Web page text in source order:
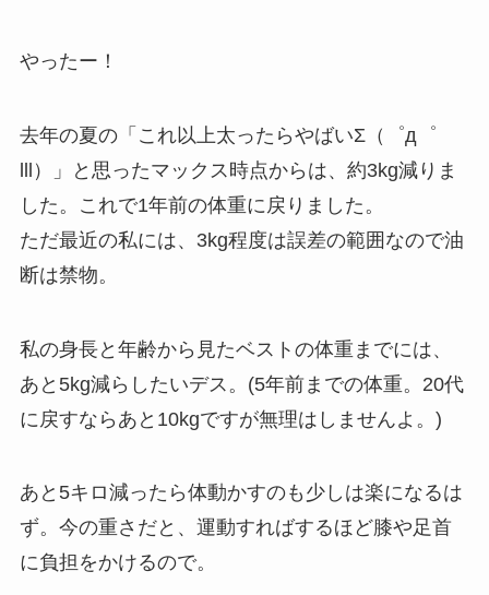
やったー！
去年の夏の「これ以上太ったらやばいΣ（゜д゜
lll）」と思ったマックス時点からは、約3kg減りま
した。これで1年前の体重に戻りました。
ただ最近の私には、3kg程度は誤差の範囲なので油
断は禁物。
私の身長と年齢から見たベストの体重までには、
あと5kg減らしたいデス。(5年前までの体重。20代
に戻すならあと10kgですが無理はしませんよ。)
あと5キロ減ったら体動かすのも少しは楽になるは
ず。今の重さだと、運動すればするほど膝や足首
に負担をかけるので。